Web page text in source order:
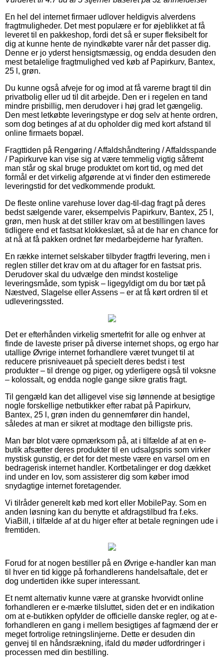
En hel del internet firmaer udlover heldigvis alverdens
fragtmuligheder. Det mest populære er for øjeblikket at få
leveret til en pakkeshop, fordi det så er super fleksibelt for
dig at kunne hente de nyindkøbte varer når det passer dig.
Denne er jo yderst hensigtsmæssig, og endda desuden den
mest betalelige fragtmulighed ved køb af Papirkurv, Bantex,
25 l, grøn.
Du kunne også afveje for og imod at få varerne bragt til din
privatbolig eller ud til dit arbejde. Den er i regelen en tand
mindre prisbillig, men derudover i høj grad let gængelig.
Den mest letkøbte leveringstype er dog selv at hente ordren,
som dog betinges af at du opholder dig med kort afstand til
online firmaets bopæl.
Fragttiden på Rengøring / Affaldshåndtering / Affaldsspande
/ Papirkurve kan vise sig at være temmelig vigtig såfremt
man står og skal bruge produktet om kort tid, og med det
formål er det virkelig afgørende at vi finder den estimerede
leveringstid for det vedkommende produkt.
De fleste online varehuse lover dag-til-dag fragt på deres
bedst sælgende varer, eksempelvis Papirkurv, Bantex, 25 l,
grøn, men husk at det stiller krav om at bestillingen laves
tidligere end et fastsat klokkeslæt, så at de har en chance for
at nå at få pakken ordnet før medarbejderne har fyraften.
En række internet selskaber tilbyder fragtfri levering, men i
reglen stiller det krav om at du aftager for en fastsat pris.
Derudover skal du udvælge den mindst kostelige
leveringsmåde, som typisk – ligegyldigt om du bor tæt på
Næstved, Slagelse eller Assens – er at få kørt ordren til et
udleveringssted.
Det er efterhånden virkelig smertefrit for alle og enhver at
finde de laveste priser på diverse internet shops, og ergo har
utallige Øvrige internet forhandlere været tvunget til at
reducere prisniveauet på specielt deres bedst i test
produkter – til drenge og piger, og yderligere også til voksne
– kolossalt, og endda nogle gange sikre gratis fragt.
Til gengæld kan det alligevel vise sig lønnende at besigtige
nogle forskellige netbutikker efter rabat på Papirkurv,
Bantex, 25 l, grøn inden du gennemfører din handel,
således at man er sikret at modtage den billigste pris.
Man bør blot være opmærksom på, at i tilfælde af at en e-
butik afsætter deres produkter til en udsalgspris som virker
mystisk gunstig, er det for det meste være en varsel om en
bedragerisk internet handler. Kortbetalinger er dog dækket
ind under en lov, som assisterer dig som køber imod
snydagtige internet foretagender.
Vi tilråder generelt køb med kort eller MobilePay. Som en
anden løsning kan du benytte et afdragstilbud fra f.eks.
ViaBill, i tilfælde af at du higer efter at betale regningen ude i
fremtiden.
Forud for at nogen bestiller på en Øvrige e-handler kan man
til hver en tid kigge på forhandlerens handelsaftale, det er
dog undertiden ikke super interessant.
Et nemt alternativ kunne være at granske hvorvidt online
forhandleren er e-mærke tilsluttet, siden det er en indikation
om at e-butikken opfylder de officielle danske regler, og at e-
forhandleren en gang i mellem besigtiges af fagmænd der er
meget fortrolige retningslinjerne. Dette er desuden din
genvej til en håndsrækning, ifald du møder udfordringer i
processen med din bestilling.